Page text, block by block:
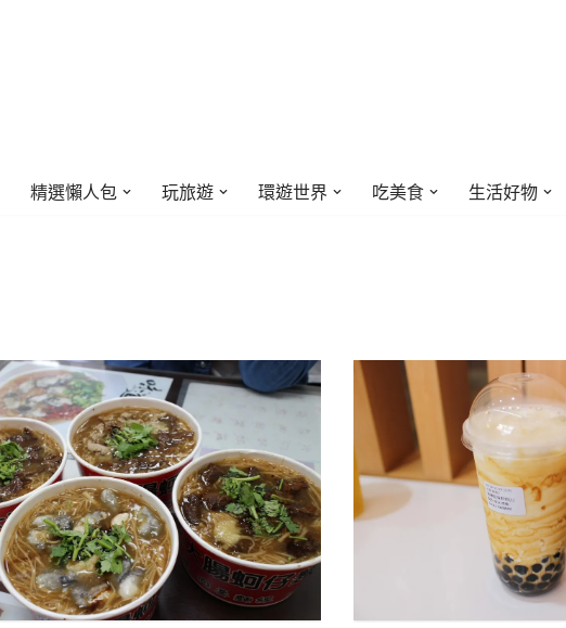
精選懶人包 玩旅遊 環遊世界 吃美食 生活好物